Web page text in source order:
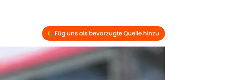
Füg uns als bevorzugte Quelle hinzu